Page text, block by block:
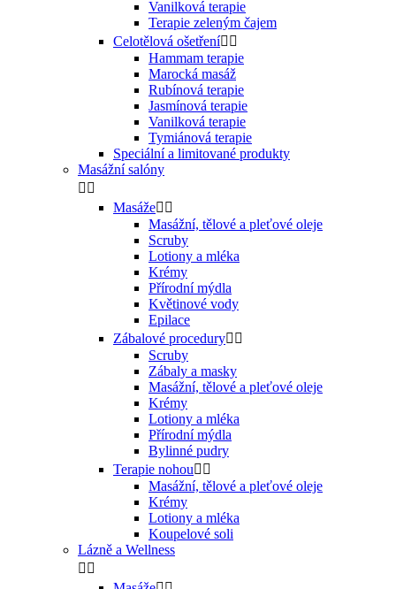
Vanilková terapie
Terapie zeleným čajem
Celotělová ošetření 
Hammam terapie
Marocká masáž
Rubínová terapie
Jasmínová terapie
Vanilková terapie
Tymiánová terapie
Speciální a limitované produkty
Masážní salóny
 
Masáže 
Masážní, tělové a pleťové oleje
Scruby
Lotiony a mléka
Krémy
Přírodní mýdla
Květinové vody
Epilace
Zábalové procedury 
Scruby
Zábaly a masky
Masážní, tělové a pleťové oleje
Krémy
Lotiony a mléka
Přírodní mýdla
Bylinné pudry
Terapie nohou 
Masážní, tělové a pleťové oleje
Krémy
Lotiony a mléka
Koupelové soli
Lázně a Wellness
 